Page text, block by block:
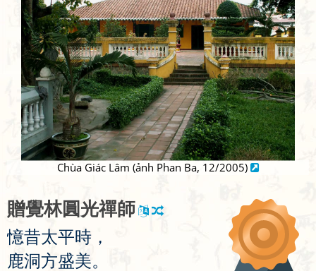
Chùa Giác Lâm (ảnh Phan Ba, 12/2005)
贈覺林圓光禪師
憶昔太平時 ，
鹿洞方盛美。